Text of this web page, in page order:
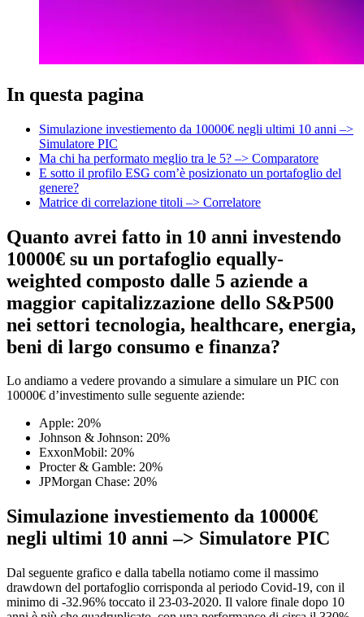
In questa pagina
Simulazione investiemento da 10000€ negli ultimi 10 anni –>
Simulatore PIC
Ma chi ha performato meglio tra le 5? –> Comparatore
E sotto il profilo ESG com’è posizionato un portafoglio del
genere?
Matrice di correlazione titoli –> Correlatore
Quanto avrei fatto in 10 anni investendo
10000€ su un portafoglio equally-
weighted composto dalle 5 aziende a
maggior capitalizzazione dello S&P500
nei settori tecnologia, healthcare, energia,
beni di largo consumo e finanza?
Lo andiamo a vedere provando a simulare a simulare un PIC con
10000€ d’investimento sulle seguente aziende:
Apple: 20%
Johnson & Johnson: 20%
ExxonMobil: 20%
Procter & Gamble: 20%
JPMorgan Chase: 20%
Simulazione investiemento da 10000€
negli ultimi 10 anni –> Simulatore PIC
Dal seguente grafico e dalla tabella notiamo come il massimo
drawdown del portafoglio corrisponda al periodo Covid-19, con il
minimo di -32.96% toccato il 23-03-2020. Il valore finale dopo 10